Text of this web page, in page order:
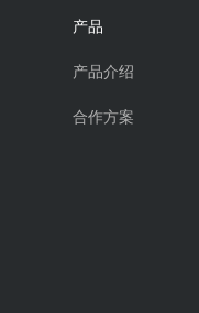
产品
产品介绍
合作方案